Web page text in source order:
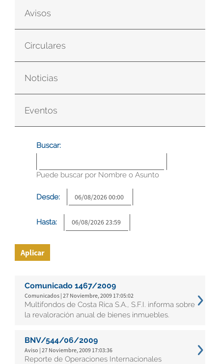
Avisos
Circulares
Noticias
Eventos
Buscar:
Puede buscar por Nombre o Asunto
Desde:
Hasta:
Aplicar
Comunicado 1467/2009
Comunicados | 27 Noviembre, 2009 17:05:02
Multifondos de Costa Rica S.A., S.F.I. informa sobre
la revaloración anual de bienes inmuebles.
BNV/544/06/2009
Aviso | 27 Noviembre, 2009 17:03:36
Reporte de Operaciones Internacionales